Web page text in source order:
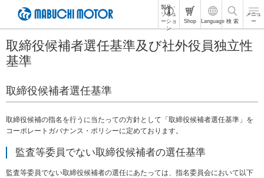
を
す
る
め
の
リ
ン
ク
製品・
ソリュ
ーショ
ン
Shop Language 検 索
メニュ
ー
取締役候補者選任基準及び社外役員独立性
基準
取締役候補者選任基準
取締役候補の指名を行うに当たっての方針として「取締役候補者選任基準」を
コーポレートガバナンス・ポリシーに定めております。
監査等委員でない取締役候補者の選任基準
監査等委員でない取締役候補者の選任にあたっては、指名委員会において以下